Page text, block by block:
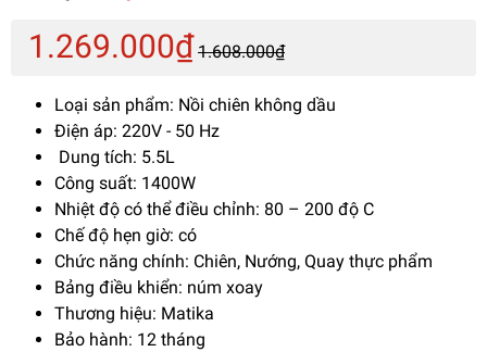
1.269.000₫ 1.608.000₫
Loại sản phẩm: Nồi chiên không dầu
Điện áp: 220V - 50 Hz
Dung tích: 5.5L
Công suất: 1400W
Nhiệt độ có thể điều chỉnh: 80 – 200 độ C
Chế độ hẹn giờ: có
Chức năng chính: Chiên, Nướng, Quay thực phẩm
Bảng điều khiển: núm xoay
Thương hiệu: Matika
Bảo hành: 12 tháng